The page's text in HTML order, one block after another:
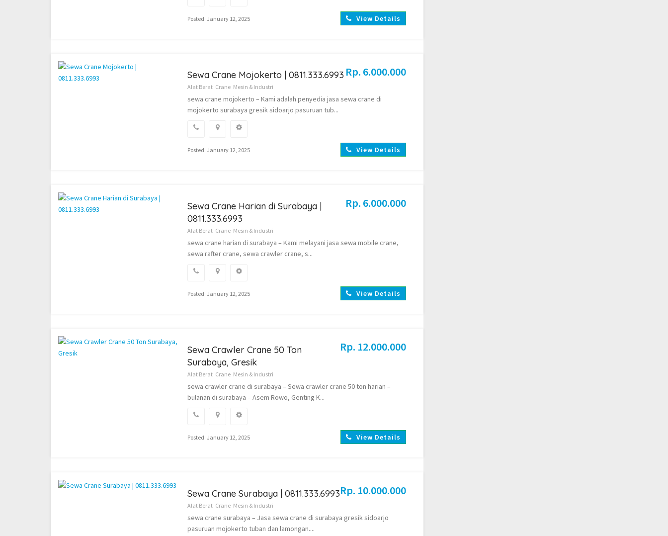
Posted: January 12, 2025 View Details
Rp. 6.000.000
Sewa Crane Mojokerto | 0811.333.6993
Alat Berat Crane Mesin & Industri
sewa crane mojokerto – Kami adalah penyedia jasa sewa crane di
mojokerto surabaya gresik sidoarjo pasuruan tub...
Posted: January 12, 2025 View Details
Rp. 6.000.000
Sewa Crane Harian di Surabaya |
0811.333.6993
Alat Berat Crane Mesin & Industri
sewa crane harian di surabaya – Kami melayani jasa sewa mobile crane,
sewa rafter crane, sewa crawler crane, s...
Posted: January 12, 2025 View Details
Rp. 12.000.000
Sewa Crawler Crane 50 Ton
Surabaya, Gresik
Alat Berat Crane Mesin & Industri
sewa crawler crane di surabaya – Sewa crawler crane 50 ton harian –
bulanan di surabaya – Asem Rowo, Genting K...
Posted: January 12, 2025 View Details
Rp. 10.000.000
Sewa Crane Surabaya | 0811.333.6993
Alat Berat Crane Mesin & Industri
sewa crane surabaya – Jasa sewa crane di surabaya gresik sidoarjo
pasuruan mojokerto tuban dan lamongan....